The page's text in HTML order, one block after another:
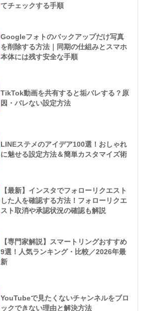
てチェックする手順
Googleフォトのバックアップだけ写真
を削除する方法｜同期の仕組みとスマホ
本体には残す安全な手順
TikTok動画を共有すると垢バレする？原
因・バレない設定方法
LINEステメのアイデア100選！おしゃれ
に魅せる設定方法＆簡単カスタマイズ術
【最新】インスタでフォローリクエスト
した人を確認する方法！フォローリクエ
スト取消や承認状況の確認も解説
【専門家解説】スマートリングおすすめ
9選！人気ランキング・比較／2026年最
新
YouTubeで見たくないチャンネルをブロ
ックできない理由と解決方法